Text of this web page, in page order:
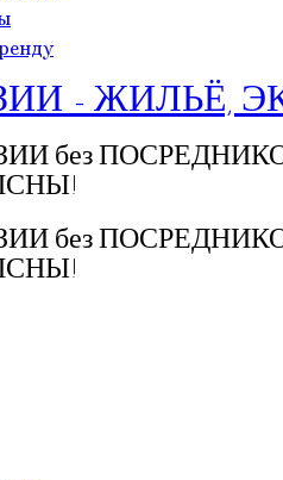
- ЖИЛЬЁ,
ПОСРЕДНИКОВ!
ПОСРЕДНИКОВ!